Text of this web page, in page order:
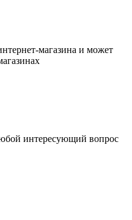
магазина и может
интересующий вопрос